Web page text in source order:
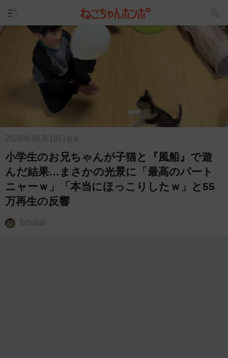
2026年06月10日 更新
小学生のお兄ちゃんが子猫と『風船』で遊
んだ結果…まさかの光景に「最高のパート
ニャーｗ」「本当にほっこりしたｗ」と55
万再生の反響
tonakai